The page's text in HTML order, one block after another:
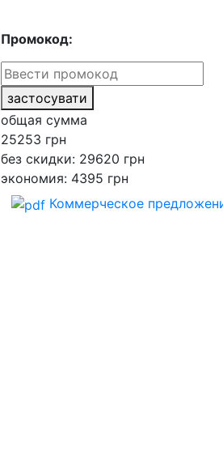
Промокод:
застосувати
общая сумма
25253 грн
без скидки: 29620 грн
экономия: 4395 грн
Коммерческое